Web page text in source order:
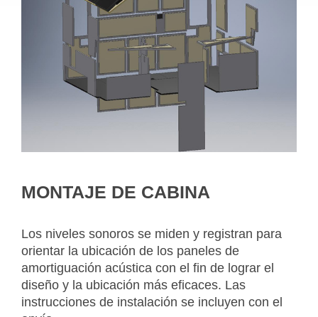
MONTAJE DE CABINA
Los niveles sonoros se miden y registran para
orientar la ubicación de los paneles de
amortiguación acústica con el fin de lograr el
diseño y la ubicación más eficaces. Las
instrucciones de instalación se incluyen con el